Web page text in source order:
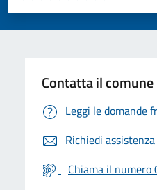
Valuta 5
Valuta 4 stelle su
Valuta 3 stelle su 5
Valuta 2 stelle su 5
Valuta 1 stelle su 5
Contatta il comune
Leggi le domande
Richiedi assistenza
Chiama il